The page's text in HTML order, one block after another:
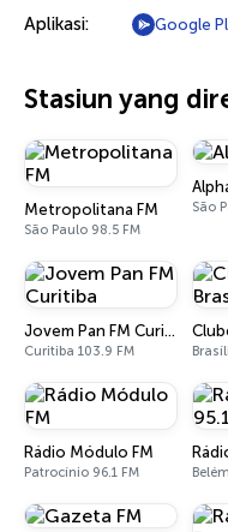
Aplikasi: Google
Stasiun yang
Metropolitana FM
São Paulo 98.5 FM
São
Jovem Pan FM Curitiba
Curitiba 103.9 FM
Rádio Módulo FM
Patrocínio 96.1 FM